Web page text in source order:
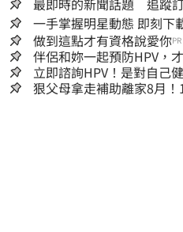
一手掌握明星
做到這點才有資格說愛你PR
伴侶和妳一起預防HPV，
立即諮詢HPV！是對自己
嫌晚！
狠父母拿走補助離家8月